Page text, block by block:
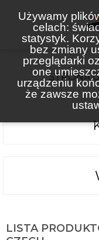
Używamy
celach:
statystyk.
bez zmiany
przeglądarki
one
urządzeniu
że zawsze
STRONA
LISTA